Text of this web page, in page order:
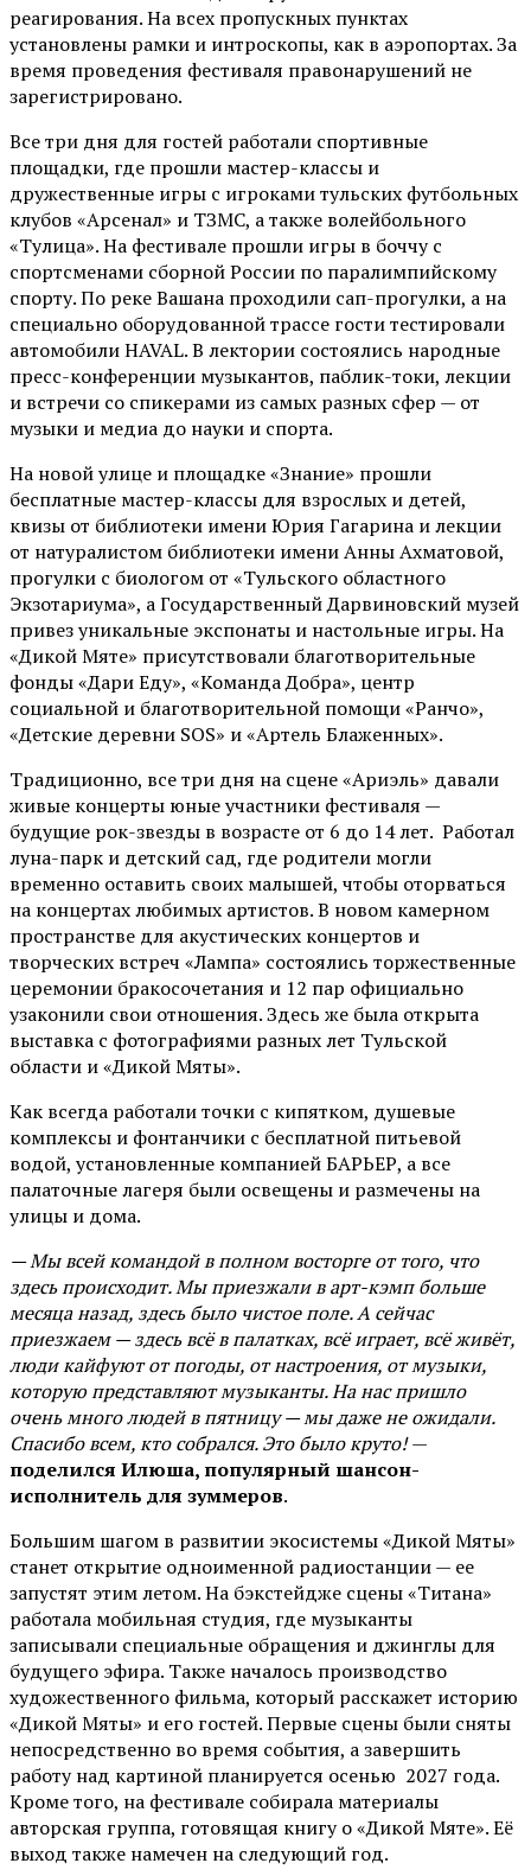
реагирования. На всех пропускных пунктах
установлены рамки и интроскопы, как в аэропортах. За
время проведения фестиваля правонарушений не
зарегистрировано.
Все три дня для гостей работали спортивные
площадки, где прошли мастер-классы и
дружественные игры с игроками тульских футбольных
клубов «Арсенал» и ТЗМС, а также волейбольного
«Тулица». На фестивале прошли игры в боччу с
спортсменами сборной России по паралимпийскому
спорту. По реке Вашана проходили сап-прогулки, а на
специально оборудованной трассе гости тестировали
автомобили HAVAL. В лектории состоялись народные
пресс-конференции музыкантов, паблик-токи, лекции
и встречи со спикерами из самых разных сфер — от
музыки и медиа до науки и спорта.
На новой улице и площадке «Знание» прошли
бесплатные мастер-классы для взрослых и детей,
квизы от библиотеки имени Юрия Гагарина и лекции
от натуралистом библиотеки имени Анны Ахматовой,
прогулки с биологом от «Тульского областного
Экзотариума», а Государственный Дарвиновский музей
привез уникальные экспонаты и настольные игры. На
«Дикой Мяте» присутствовали благотворительные
фонды «Дари Еду», «Команда Добра», центр
социальной и благотворительной помощи «Ранчо»,
«Детские деревни SOS» и «Артель Блаженных».
Традиционно, все три дня на сцене«Ариэль» давали
живые концерты юные участники фестиваля —
будущие рок-звезды в возрасте от 6 до 14 лет. Работал
луна-парк и детский сад, где родители могли
временно оставить своих малышей, чтобы оторваться
на концертах любимых артистов. В новом камерном
пространстве для акустических концертов и
творческих встреч «Лампа» состоялись торжественные
церемонии бракосочетания и 12 пар официально
узаконили свои отношения. Здесь же была открыта
выставка с фотографиями разных лет Тульской
области и «Дикой Мяты».
Как всегда работали точки с кипятком, душевые
комплексы и фонтанчики с бесплатной питьевой
водой, установленные компанией БАРЬЕР, а все
палаточные лагеря были освещены и размечены на
улицы и дома.
— Мы всей командой в полном восторге от того, что
здесь происходит. Мы приезжали в арт-кэмп больше
месяца назад, здесь было чистое поле. А сейчас
приезжаем — здесь всё в палатках, всё играет, всё живёт,
люди кайфуют от погоды, от настроения, от музыки,
которую представляют музыканты. На нас пришло
очень много людей в пятницу — мы даже не ожидали.
Спасибо всем, кто собрался. Это было круто!—
поделился Илюша, популярный шансон-
исполнитель для зуммеров.
Большим шагом в развитии экосистемы «Дикой Мяты»
станет открытие одноименной радиостанции — ее
запустят этим летом. На бэкстейдже сцены «Титана»
работала мобильная студия, где музыканты
записывали специальные обращения и джинглы для
будущего эфира. Также началось производство
художественного фильма, который расскажет историю
«Дикой Мяты» и его гостей. Первые сцены были сняты
непосредственно во время события, а завершить
работу над картиной планируется осенью 2027 года.
Кроме того, на фестивале собирала материалы
авторская группа, готовящая книгу о «Дикой Мяте». Её
выход также намечен на следующий год.